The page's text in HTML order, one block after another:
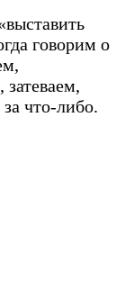
говорим о
что-либо.